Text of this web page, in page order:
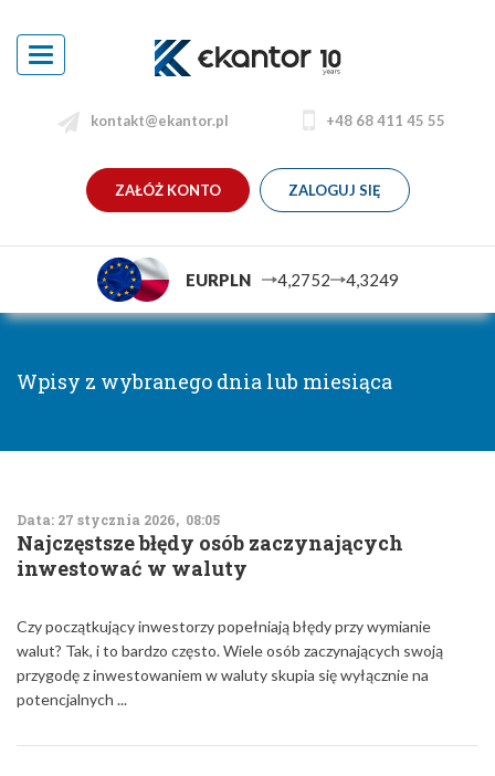
Toggle
navigation
kontakt@ekantor.pl +48 68 411 45 55
ZAŁÓŻ KONTO ZALOGUJ SIĘ
EURPLN 4,2752 4,3249
Wpisy z wybranego dnia lub miesiąca
Data: 27 stycznia 2026, 08:05
Najczęstsze błędy osób zaczynających
inwestować w waluty
Czy początkujący inwestorzy popełniają błędy przy wymianie
walut? Tak, i to bardzo często. Wiele osób zaczynających swoją
przygodę z inwestowaniem w waluty skupia się wyłącznie na
potencjalnych ...